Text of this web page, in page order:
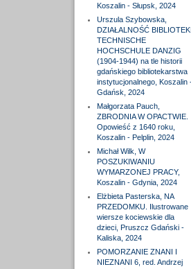
Koszalin - Słupsk, 2024
Urszula Szybowska,
DZIAŁALNOŚĆ BIBLIOTEKI
TECHNISCHE
HOCHSCHULE DANZIG
(1904-1944) na tle historii
gdańskiego bibliotekarstwa
instytucjonalnego, Koszalin
Gdańsk, 2024
Małgorzata Pauch,
ZBRODNIA W OPACTWIE.
Opowieść z 1640 roku,
Koszalin - Pelplin, 2024
Michał Wilk, W
POSZUKIWANIU
WYMARZONEJ PRACY,
Koszalin - Gdynia, 2024
Elżbieta Pasterska, NA
PRZEDOMKU. Ilustrowane
wiersze kociewskie dla
dzieci, Pruszcz Gdański -
Kaliska, 2024
POMORZANIE ZNANI I
NIEZNANI 6, red. Andrzej